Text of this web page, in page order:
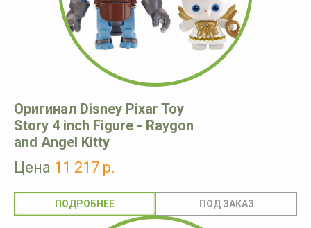
Оригинал Disney Pixar Toy
Story 4 inch Figure - Raygon
and Angel Kitty
Цена 11 217 р.
ПОДРОБНЕЕ